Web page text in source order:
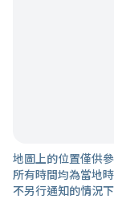
地圖上的位置僅供參
所有時間均為當地
不另行通知的情況